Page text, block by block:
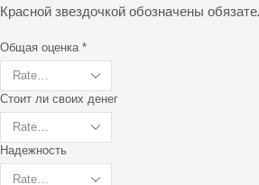
Красной звездочкой обозначены
Общая оценка *
Стоит ли своих денег
Надежность